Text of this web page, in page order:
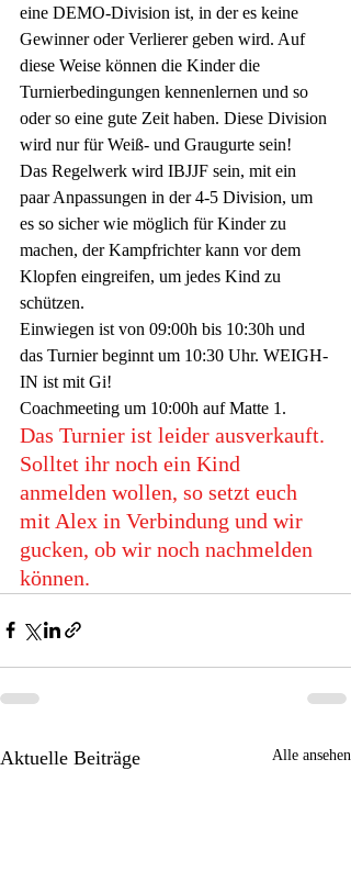
eine DEMO-Division ist, in der es keine
Gewinner oder Verlierer geben wird. Auf
diese Weise können die Kinder die
Turnierbedingungen kennenlernen und so
oder so eine gute Zeit haben. Diese Division
wird nur für Weiß- und Graugurte sein!
Das Regelwerk wird IBJJF sein, mit ein
paar Anpassungen in der 4-5 Division, um
es so sicher wie möglich für Kinder zu
machen, der Kampfrichter kann vor dem
Klopfen eingreifen, um jedes Kind zu
schützen.
Einwiegen ist von 09:00h bis 10:30h und
das Turnier beginnt um 10:30 Uhr. WEIGH-
IN ist mit Gi!
Coachmeeting um 10:00h auf Matte 1.
Das Turnier ist leider ausverkauft.
Solltet ihr noch ein Kind
anmelden wollen, so setzt euch
mit Alex in Verbindung und wir
gucken, ob wir noch nachmelden
können.
Aktuelle Beiträge Alle ansehen